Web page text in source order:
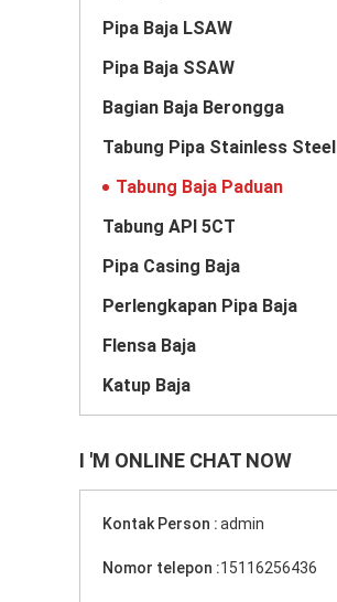
Pipa Baja LSAW
Pipa Baja SSAW
Bagian Baja Berongga
Tabung Pipa Stainless Steel
Tabung Baja Paduan
Tabung API 5CT
Pipa Casing Baja
Perlengkapan Pipa Baja
Flensa Baja
Katup Baja
I 'M ONLINE CHAT NOW
Kontak Person :admin
Nomor telepon :15116256436